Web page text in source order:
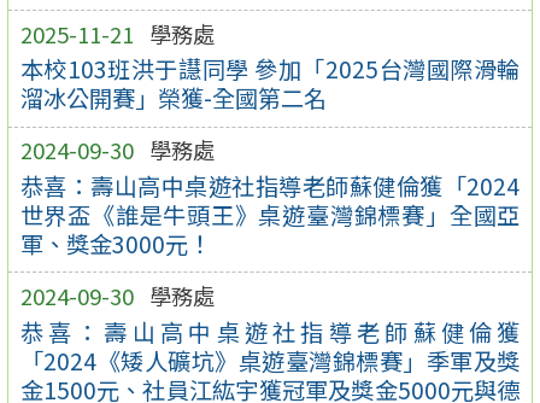
2025-11-21 學務處
本校103班洪于譿同學 參加「2025台灣國際滑輪
溜冰公開賽」榮獲-全國第二名
2024-09-30 學務處
恭喜：壽山高中桌遊社指導老師蘇健倫獲「2024
世界盃《誰是牛頭王》桌遊臺灣錦標賽」全國亞
軍、獎金3000元！
2024-09-30 學務處
恭喜：壽山高中桌遊社指導老師蘇健倫獲
「2024《矮人礦坑》桌遊臺灣錦標賽」季軍及獎
金1500元、社員江紘宇獲冠軍及獎金5000元與德